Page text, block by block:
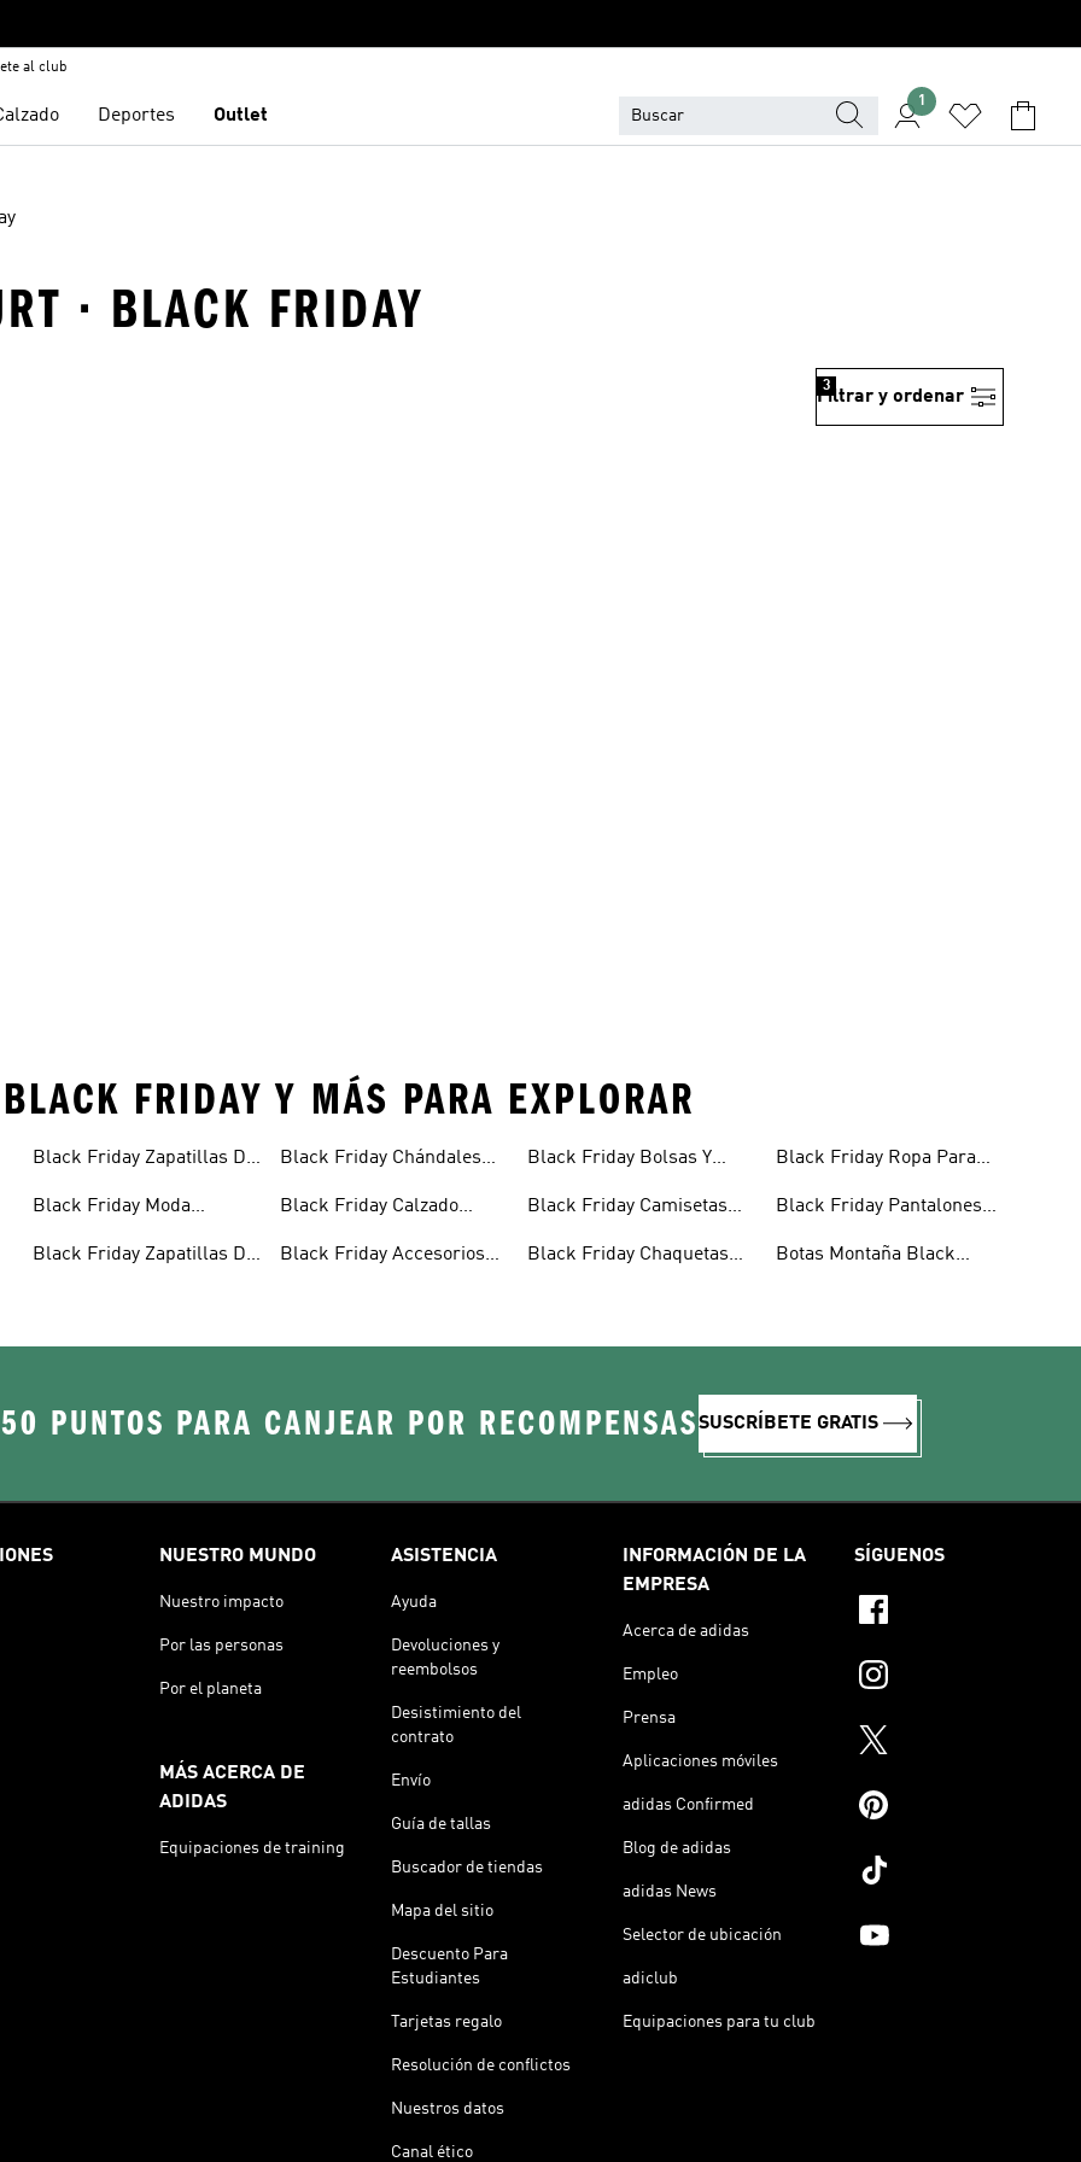
al club
Deportes Outlet
1
· BLACK FRIDAY
Filtrar y ordenar
3
FRIDAY Y MÁS PARA EXPLORAR
Black Friday Zapatillas De
Black Friday Moda
Black Friday Zapatillas De
Black Friday Chándales
Black Friday Calzado
Black Friday Accesorios
Black Friday Bolsas Y
Black Friday Camisetas
Black Friday Chaquetas
Black Friday Ropa Para
Black Friday Pantalones
Botas Montaña Black
PUNTOS PARA CANJEAR POR RECOMPENSASSUSCRÍBETE GRATIS
NUESTRO MUNDO
Nuestro impacto
Por las personas
Por el planeta
MÁS ACERCA DE
ADIDAS
Equipaciones de training
ASISTENCIA
Ayuda
Devoluciones y
reembolsos
Desistimiento del
contrato
Envío
Guía de tallas
Buscador de tiendas
Mapa del sitio
Descuento Para
Estudiantes
Tarjetas regalo
Resolución de conflictos
Nuestros datos
Canal ético
INFORMACIÓN DE LA
EMPRESA
Acerca de adidas
Empleo
Prensa
Aplicaciones móviles
adidas Confirmed
Blog de adidas
adidas News
Selector de ubicación
adiclub
Equipaciones para tu club
SÍGUENOS